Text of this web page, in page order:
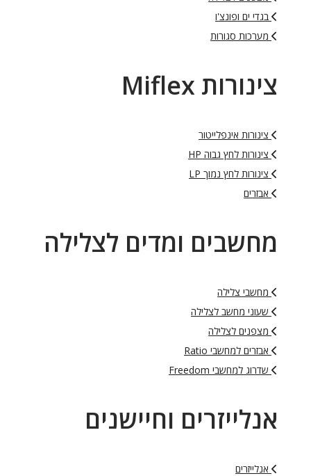
בגדי ים ופונצ'ו
מערכות סגורות
צינורות Miflex
צינורות אינפלייטור
צינורות לחץ גבוה HP
צינורות לחץ נמוך LP
אבזרים
מחשבים ומדים לצלילה
מחשבי צלילה
שעוני מחשב לצלילה
מצפנים לצלילה
אבזרים למחשבי Ratio
שדרוג למחשבי Freedom
אנלייזרים וחיישנים
אנלייזרים